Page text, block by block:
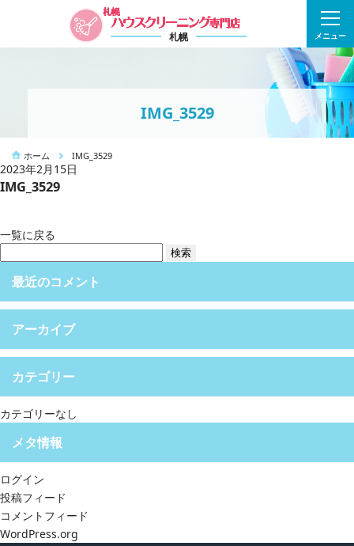
札幌 メニュー
IMG_3529
ホーム IMG_3529
2023年2月15日
IMG_3529
一覧に戻る
索:
最近のコメント
アーカイブ
カテゴリー
カテゴリーなし
メタ情報
ログイン
投稿フィード
コメントフィード
WordPress.org